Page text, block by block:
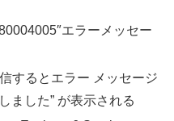
エラーメッセー
するとエラー メッセージ
ました” が表示される